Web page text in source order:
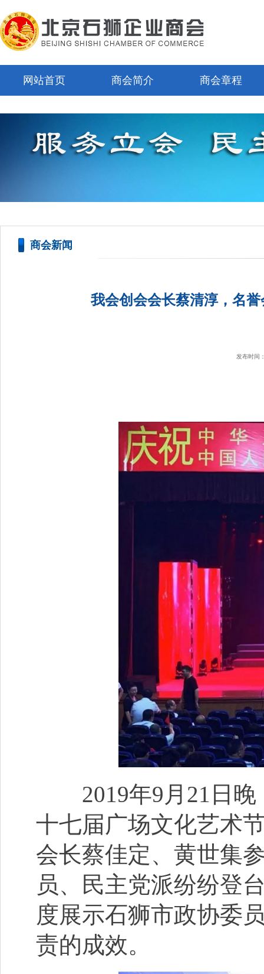
网站首页 商会简介 商会章程
商会新闻
我会创会会长蔡清淳，名
发布时间
2019年9月21日晚
十七届广场文化艺术
会长蔡佳定、黄世集
员、民主党派纷纷登
度展示石狮市政协委
责的成效。